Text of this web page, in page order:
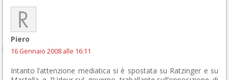
Piero
16 Gennaio 2008 alle 16:11
Intanto l’attenzione mediatica si è spostata su Ratzinger e su